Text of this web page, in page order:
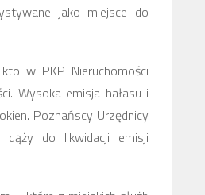
jako miejsce do
w PKP Nieruchomości
Wysoka emisja hałasu i
Poznańscy Urzędnicy
do likwidacji emisji